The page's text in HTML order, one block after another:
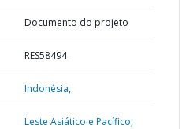
Documento do projeto
RES58494
Indonésia,
Leste Asiático e Pacífico,